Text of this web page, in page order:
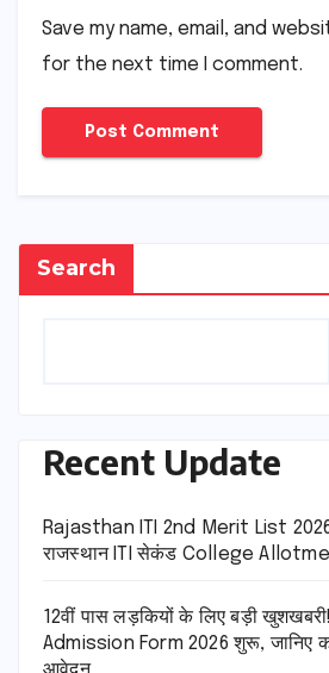
Save my name, email, and
for the next time I comment.
Search
Recent Update
Rajasthan ITI 2nd Merit List 2026
राजस्थान ITI सेकंड College
12वीं पास लड़कियों के लिए बड़ी
Admission Form 2026 शुरू, जानिए